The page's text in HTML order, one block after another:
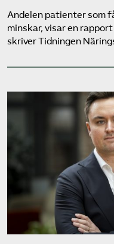
Andelen patienter som
minskar, visar en
skriver Tidningen